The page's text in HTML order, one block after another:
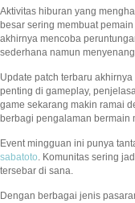
Aktivitas hiburan yang
besar sering membuat
akhirnya mencoba
sederhana namun
Update patch terbaru
penting di gameplay,
game sekarang makin ramai
berbagi pengalaman bermain
Event mingguan ini punya
sabatoto. Komunitas sering
tersebar di sana.
Dengan berbagai jenis